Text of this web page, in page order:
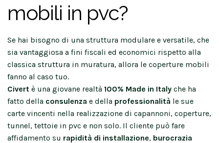
mobili in pvc?
Se hai bisogno di una struttura modulare e versatile, che
sia vantaggiosa a fini fiscali ed economici rispetto alla
classica struttura in muratura, allora le coperture mobili
fanno al caso tuo.
Civert è una giovane realtà 100% Made in Italy che ha
fatto della consulenza e della professionalità le sue
carte vincenti nella realizzazione di capannoni, coperture,
tunnel, tettoie in pvc e non solo. Il cliente può fare
affidamento su rapidità di installazione, burocrazia